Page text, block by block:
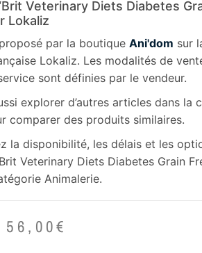
Veterinary Diets Diabetes
Lokaliz
par la boutique Ani'dom sur
Lokaliz. Les modalités de
sont définies par le vendeur.
explorer d’autres articles dans la
comparer des produits similaires.
la disponibilité, les délais et les
Veterinary Diets Diabetes Grain
Animalerie.
56,00€